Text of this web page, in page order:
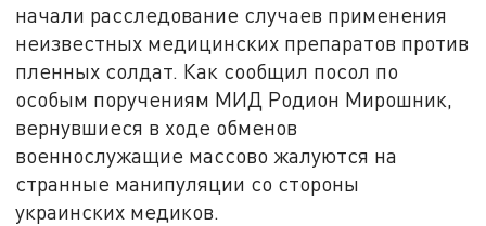
начали расследование случаев применения
неизвестных медицинских препаратов против
пленных солдат. Как сообщил посол по
особым поручениям МИД Родион Мирошник,
вернувшиеся в ходе обменов
военнослужащие массово жалуются на
странные манипуляции со стороны
украинских медиков.